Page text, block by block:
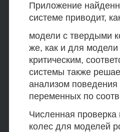
Приложение
системе приводит,
модели с твердыми
же, как и для
критическим,
системы также
анализом поведения
переменных по
Численная проверка
колес для моделей